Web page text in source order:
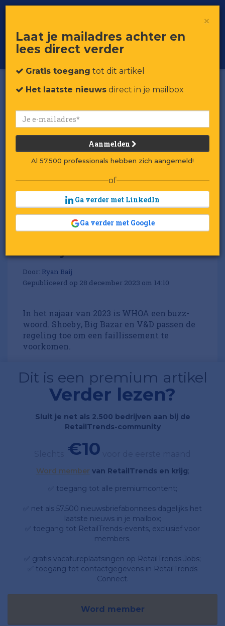
Voor professionals in retail & brands
Toggle
Door: Ryan Baij
Gepubliceerd op 28 december 2023 om 14:10
In het najaar van 2023 is WHOA een buzz-
woord. Shoeby, Big Bazar en V&D passen de
regeling toe om een faillissement te
voorkomen.
Dit is een premium artikel
Verder lezen?
Sluit je net als 2.500 bedrijven aan bij de
RetailTrends-community
€10
Word member van RetailTrends en krijg;
✅ toegang tot alle premiumcontent;
✅ net als 57.500 nieuwsbriefabonnees dagelijks het
laatste nieuws in je mailbox;
✅ toegang tot RetailTrends-events, exclusief voor
members.
✅ gratis vacatureplaatsingen op RetailTrends Jobs;
✅ toegang tot contactgegevens in RetailTrends
Connect.
Word member
×
Laat je mailadres achter en
lees direct verder
Gratis toegang tot dit artikel
Het laatste nieuws direct in je mailbox
Aanmelden
Al 57.500 professionals hebben zich aangemeld!
of
Ga verder met LinkedIn
Ga verder met Google